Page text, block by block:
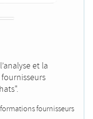
et la
fournisseurs